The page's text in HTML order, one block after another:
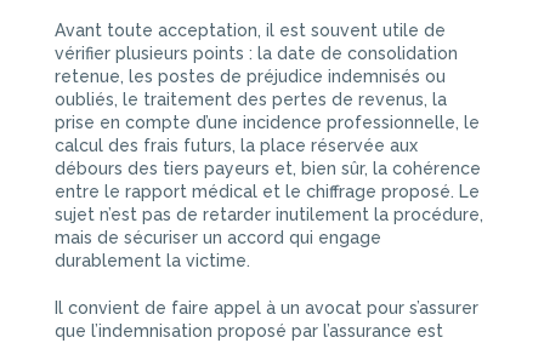
Avant toute acceptation, il est souvent utile de
vérifier plusieurs points : la date de consolidation
retenue, les postes de préjudice indemnisés ou
oubliés, le traitement des pertes de revenus, la
prise en compte d’une incidence professionnelle, le
calcul des frais futurs, la place réservée aux
débours des tiers payeurs et, bien sûr, la cohérence
entre le rapport médical et le chiffrage proposé. Le
sujet n’est pas de retarder inutilement la procédure,
mais de sécuriser un accord qui engage
durablement la victime.
Il convient de faire appel à un avocat pour s’assurer
que l’indemnisation proposé par l’assurance est